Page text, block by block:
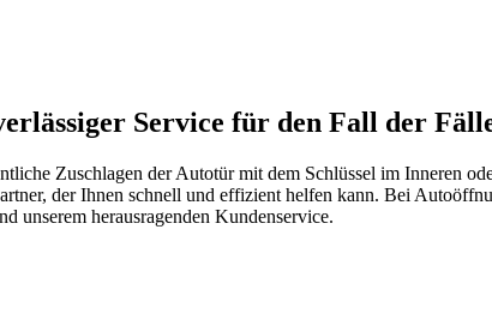
Service für den Fall der
Zuschlagen der Autotür mit dem Schlüssel im Inneren
der Ihnen schnell und effizient helfen kann. Bei
unserem herausragenden Kundenservice.